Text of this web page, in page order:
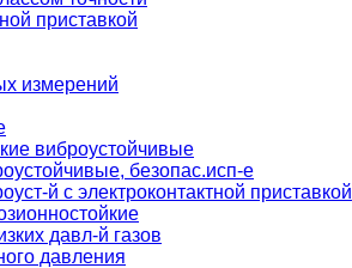
приставкой
измерений
виброустойчивые
безопас.исп-е
й с электроконтактной приставкой
давл-й газов
давления